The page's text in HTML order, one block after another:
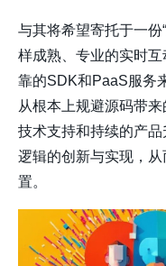
与其将希望寄托于一份
样成熟、专业的实时
靠的SDK和PaaS服务
从根本上规避源码带
技术支持和持续的产
逻辑的创新与实现，
置。